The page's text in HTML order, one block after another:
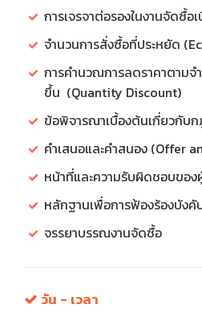
การเจรจาต่อรองในงานจัดซื้อ
จำนวนการสั่งซื้อที่ประหยัด
การคำนวณการลดราคาตามจ
ขึ้น (Quantity Discount)
ข้อพิจารณาเบื้องต้นเกี่ยวกับ
คำเสนอและคำสนอง (Offer
หน้าที่และความรับผิดชอบขอ
หลักฐานเพื่อการฟ้องร้องบัง
จรรยาบรรณงานจัดซื้อ
วัน - เวลา